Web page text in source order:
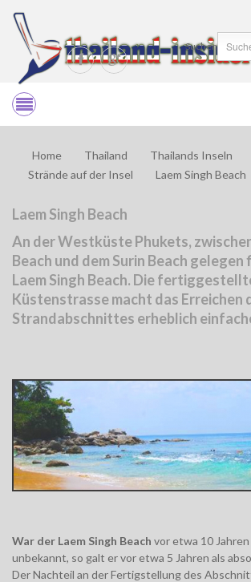
Suchen
Home Thailand Thailands Inseln
Strände auf der Insel
Laem Singh Beach
Laem Singh Beach
An derWestküste Phukets,
Beach und dem Surin Beach
Laem Singh Beach. Die
Küstenstrasse macht das Erreichen
Strandabschnittes erheblich
War der Laem Singh Beach vor etwa 10
unbekannt, so galt er vor etwa 5 Jahren als
Der Nachteil an der Fertigstellung des